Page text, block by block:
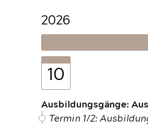
2026
10
Ausbildungsgänge:
Termin 1/2: